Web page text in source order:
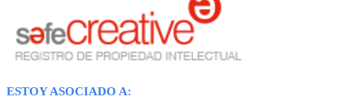
ESTOY ASOCIADO A: